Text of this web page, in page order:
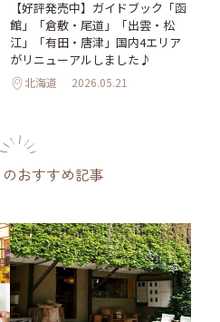
【好評発売中】ガイドブック「函
館」「倉敷・尾道」「出雲・松
江」「有田・唐津」国内4エリア
がリニューアルしました♪
北海道 2026.05.21
のおすすめ記事